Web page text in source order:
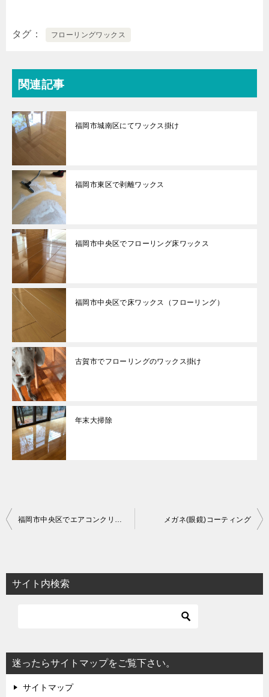
タグ フローリングワックス
関連記事
福岡市城南区にてワックス掛け
福岡市東区で剥離ワックス
福岡市中央区でフローリング床ワックス
福岡市中央区で床ワックス（フローリング）
古賀市でフローリングのワックス掛け
年末大掃除
投
ビ
ゲ
ョ
ン
福岡市中央区でエアコンクリーニングDAIKIN (AR63WRP) メガネ(眼鏡)コーティング
サイト内検索
迷ったらサイトマップをご覧下さい。
サイトマップ